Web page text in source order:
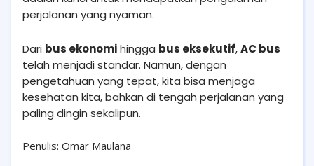
perjalanan yang nyaman.
Dari bus ekonomihingga bus eksekutif,AC bus
telah menjadi standar. Namun, dengan
pengetahuan yang tepat, kita bisa menjaga
kesehatan kita, bahkan di tengah perjalanan yang
paling dingin sekalipun.
Penulis: Omar Maulana